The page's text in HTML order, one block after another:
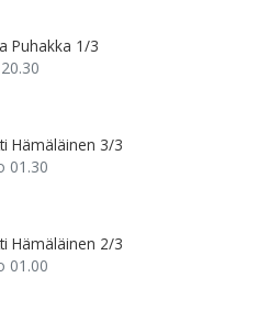
Puhakka 1/3
Hämäläinen 3/3
01.30
Hämäläinen 2/3
01.00